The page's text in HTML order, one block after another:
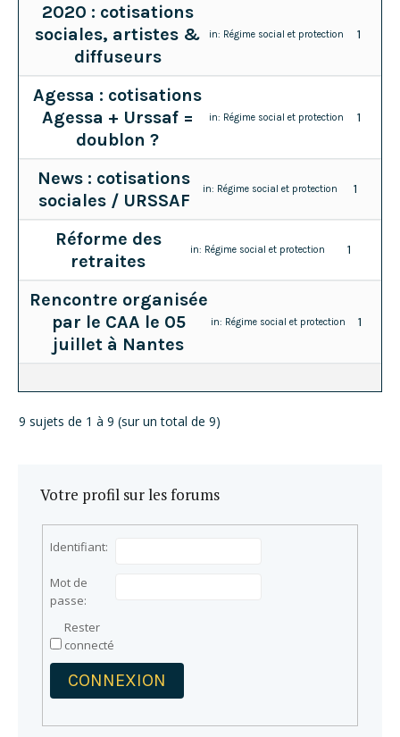
2020 : cotisations
sociales, artistes &
diffuseurs
in: Régime social et protection 1
Agessa : cotisations
Agessa + Urssaf =
doublon ?
in: Régime social et protection 1
News : cotisations
sociales / URSSAF
in: Régime social et protection 1
Réforme des
retraites
in: Régime social et protection 1
Rencontre organisée
par le CAA le 05
juillet à Nantes
in: Régime social et protection 1
9 sujets de 1 à 9 (sur un total de 9)
Votre profil sur les forums
Identifiant:
Mot de
passe:
Rester
connecté
CONNEXION